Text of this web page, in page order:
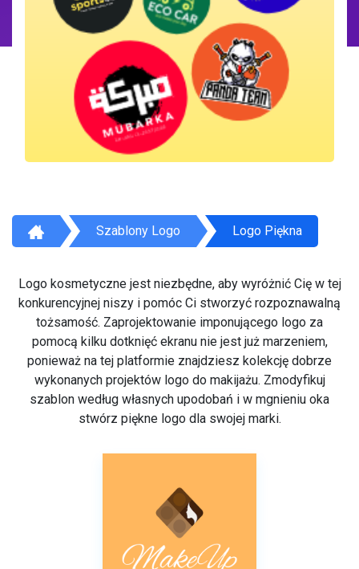
Szablony Logo Logo Piękna
Logo kosmetyczne jest niezbędne, aby wyróżnić Cię w tej
konkurencyjnej niszy i pomóc Ci stworzyć rozpoznawalną
tożsamość. Zaprojektowanie imponującego logo za
pomocą kilku dotknięć ekranu nie jest już marzeniem,
ponieważ na tej platformie znajdziesz kolekcję dobrze
wykonanych projektów logo do makijażu. Zmodyfikuj
szablon według własnych upodobań i w mgnieniu oka
stwórz piękne logo dla swojej marki.